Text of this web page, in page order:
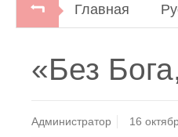
Главная
«Без
Администратор 16